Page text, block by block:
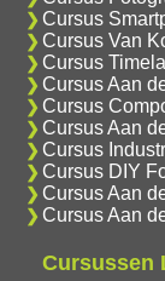
Cursus
Cursus Van
Cursus
Cursus Aan
Cursus
Cursus Aan
Cursus
Cursus DIY
Cursus Aan
Cursus Aan
Cursussen